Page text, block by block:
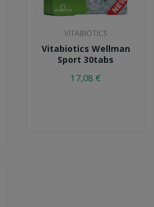
VITABIOTICS
Vitabiotics Wellman
Sport 30tabs
17,08 €